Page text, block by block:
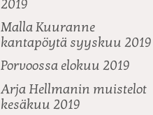
2019
Malla Kuuranne
kantapöytä syyskuu 2019
Porvoossa elokuu 2019
Arja Hellmanin muistelot
kesäkuu 2019